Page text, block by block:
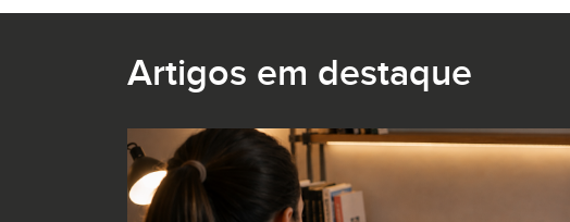
Artigos em destaque